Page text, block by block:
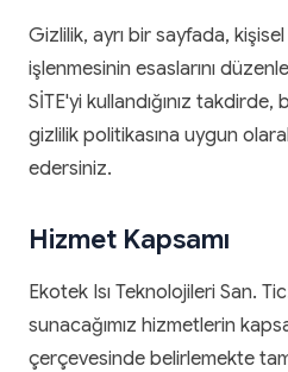
Gizlilik, ayrı bir sayfada,
işlenmesinin esaslarını
SİTE'yi kullandığınız
gizlilik politikasına uygun
edersiniz.
Hizmet Kapsamı
Ekotek Isı Teknolojileri San.
sunacağımız hizmetlerin
çerçevesinde belirlemekte